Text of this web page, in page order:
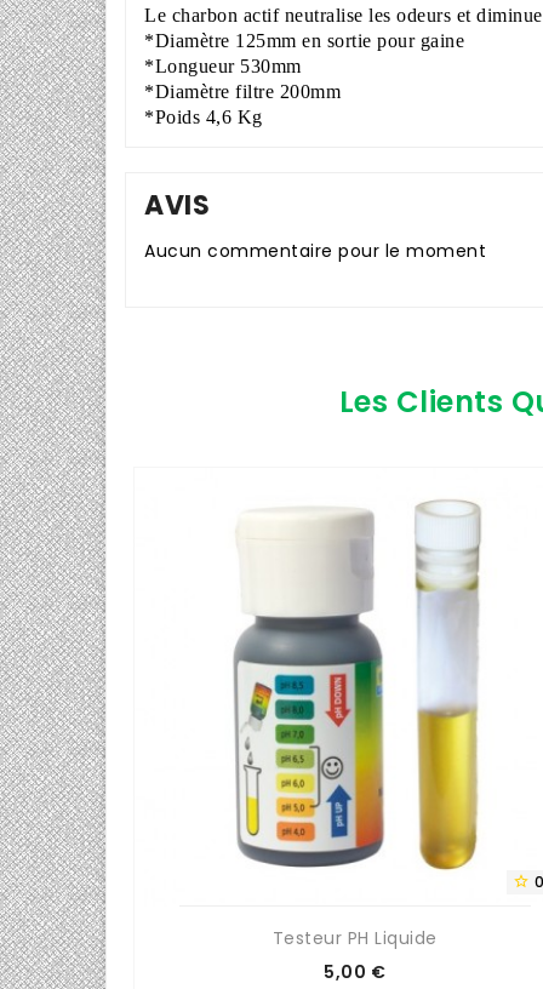
Le charbon actif neutralise les odeurs et
*Diamètre 125mm en sortie pour gaine
*Longueur 530mm
*Diamètre filtre 200mm
*Poids 4,6 Kg
AVIS
Aucun commentaire pour le moment
Les Clients
 0/5
H

Testeur PH Liquide
Prix
5,00 €